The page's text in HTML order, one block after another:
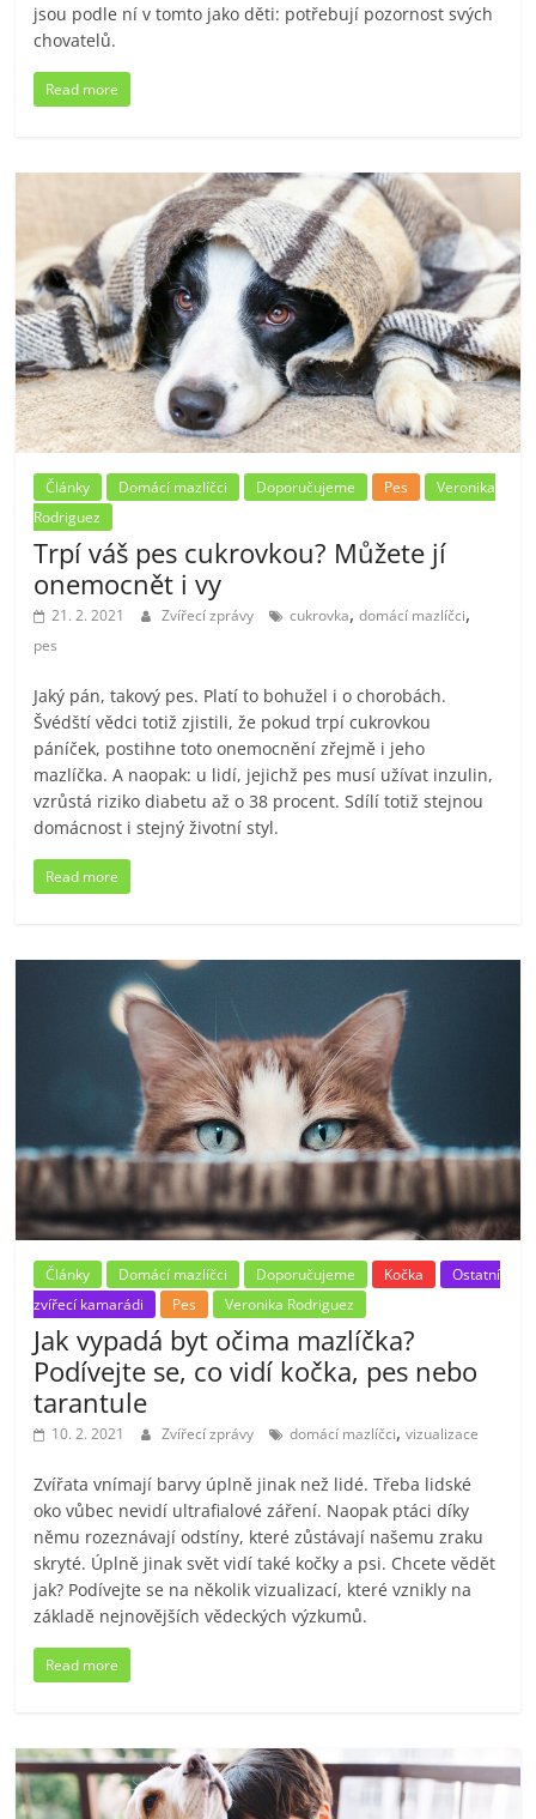
jsou podle ní v tomto jako děti: potřebují pozornost svých
chovatelů.
Read more
Články Domácí mazlíčci Doporučujeme Pes
Veronika
Rodriguez
Trpí váš pes cukrovkou? Můžete jí
onemocnět i vy
21. 2. 2021 Zvířecí zprávy cukrovka,domácí mazlíčci,
pes
Jaký pán, takový pes. Platí to bohužel i o chorobách.
Švédští vědci totiž zjistili, že pokud trpí cukrovkou
páníček, postihne toto onemocnění zřejmě i jeho
mazlíčka. A naopak: u lidí, jejichž pes musí užívat inzulin,
vzrůstá riziko diabetu až o 38 procent. Sdílí totiž stejnou
domácnost i stejný životní styl.
Read more
Články Domácí mazlíčci Doporučujeme Kočka
Ostatní
zvířecí kamarádi
Pes Veronika Rodriguez
Jak vypadá byt očima mazlíčka?
Podívejte se, co vidí kočka, pes nebo
tarantule
10. 2. 2021 Zvířecí zprávy domácí mazlíčci,vizualizace
Zvířata vnímají barvy úplně jinak než lidé. Třeba lidské
oko vůbec nevidí ultrafialové záření. Naopak ptáci díky
němu rozeznávají odstíny, které zůstávají našemu zraku
skryté. Úplně jinak svět vidí také kočky a psi. Chcete vědět
jak? Podívejte se na několik vizualizací, které vznikly na
základě nejnovějších vědeckých výzkumů.
Read more